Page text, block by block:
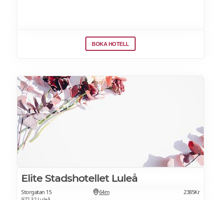
BOKA HOTELL
Elite Stadshotellet Luleå
Storgatan 15
64m 2385Kr